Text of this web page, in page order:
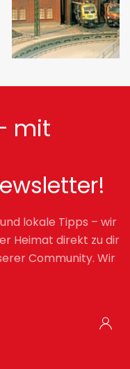
mit
lokale Tipps – wir
Heimat direkt zu dir
Community. Wir